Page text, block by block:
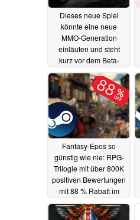
Dieses neue Spiel
könnte eine neue
MMO-Generation
einläuten und steht
kurz vor dem Beta-
Release24.05.2025
Fantasy-Epos so
günstig wie nie: RPG-
Trilogie mit über 800K
positiven Bewertungen
mit 88 % Rabatt im
Steam Sale23.05.2025